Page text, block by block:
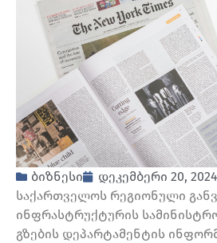
ბიზნესი
დეკემბერი 20, 2024
საქართველოს რეგიონული
ინფრასტრუქტურის
გზების დეპარტამენტის